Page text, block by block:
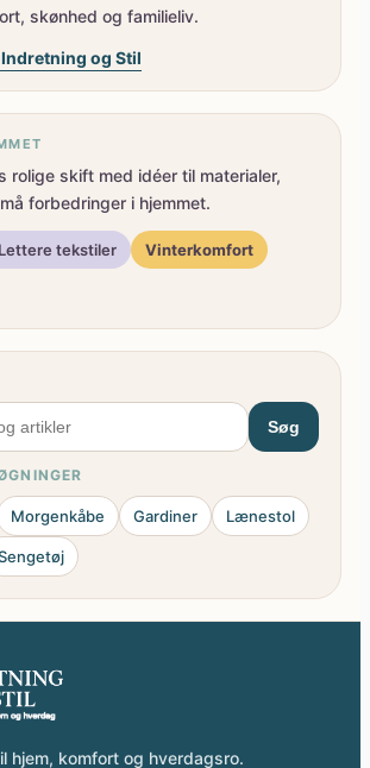
skønhed og familieliv.
og Stil
rolige skift med idéer til materialer,
forbedringer i hjemmet.
Lettere tekstiler
Vinterkomfort
Søg
Morgenkåbe Gardiner Lænestol
hjem, komfort og hverdagsro.